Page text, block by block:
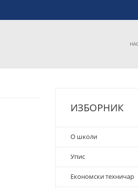
ИЗБОРНИК
О школи
Упис
Економски техничар